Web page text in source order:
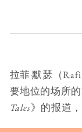
拉菲·默瑟（
要地位的场所
Tales》的报道，